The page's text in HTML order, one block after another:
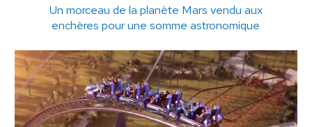
Un morceau de la planète Mars vendu aux
enchères pour une somme astronomique